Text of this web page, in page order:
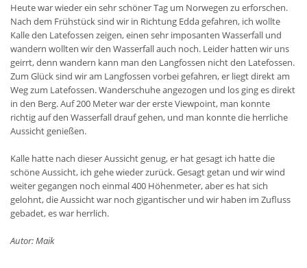
Heute war wieder ein sehr schöner Tag um Norwegen zu erforschen.
Nach dem Frühstück sind wir in Richtung Edda gefahren, ich wollte
Kalle den Latefossen zeigen, einen sehr imposanten Wasserfall und
wandern wollten wir den Wasserfall auch noch. Leider hatten wir uns
geirrt, denn wandern kann man den Langfossen nicht den Latefossen.
Zum Glück sind wir am Langfossen vorbei gefahren, er liegt direkt am
Weg zum Latefossen. Wanderschuhe angezogen und los ging es direkt
in den Berg. Auf 200 Meter war der erste Viewpoint, man konnte
richtig auf den Wasserfall drauf gehen, und man konnte die herrliche
Aussicht genießen.
Kalle hatte nach dieser Aussicht genug, er hat gesagt ich hatte die
schöne Aussicht, ich gehe wieder zurück. Gesagt getan und wir wind
weiter gegangen noch einmal 400 Höhenmeter, aber es hat sich
gelohnt, die Aussicht war noch gigantischer und wir haben im Zufluss
gebadet, es war herrlich.
Autor: Maik